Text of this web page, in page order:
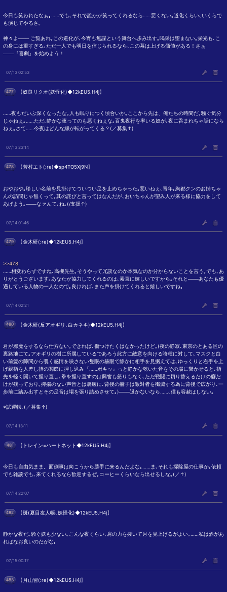
今日も笑われたなぁ｡……でも､それで誰かが笑ってくれるなら……悪くない｡道化くらい､いくらで
も演じてやるさ｡
神々よ─── ご覧あれ｡この道化が､今宵も無謀という舞台へ歩み出す｡喝采は望まない｡栄光も､こ
の身には重すぎる｡ただ一人でも明日を信じられるなら､この幕は上げる価値がある！さぁ
───『喜劇』を始めよう！
07/13 02:53
477 【奴良リクオ(妖怪化)◆12kEU5.H4j】
……夜もだいぶ深くなったな｡人も眠りにつく頃合いか｡ここから先は、俺たちの時間だ｡騒ぐ気分
じゃねぇ｡……ただ､静かな夜ってのも悪くねぇな｡百鬼夜行を率いる奴が､夜に呑まれちゃ話になら
ねぇ｡さて……今夜はどんな縁が転がってくる？(／募集↑)
07/13 23:14
478 【芳村エト(:re)◆sp4TO5Xj9N】
おやおや｡珍しい名前を見掛けてついつい足を止めちゃった｡悪いねぇ､青年｡絢都クンのお姉ちゃ
んの訪問じゃ無くって｡其の詫びと言ってはなんだが､おいちゃんが望み人が来る様に協力をして
あげよう｡───なァんて､ね｡(/支援↑)
07/14 01:46
479 【金木研(:re)◆12kEU5.H4j】
>>478
……相変わらずですね､高槻先生｡そうやって冗談なのか本気なのか分からないことを言う｡でも､あ
りがとうございます｡あなたが協力してくれるのは､素直に嬉しいですから｡それと───あなたも優
遇している人物の一人なので｡良ければ､また声を掛けてくれると嬉しいですね｡
07/14 02:21
480 【金木研(反アオギリ､白カネキ)◆12kEU5.H4j】
君が邪魔をするなら仕方ない｡できれば､傷つけたくはなかったけど｡(夜の静寂､東京のとある区の
裏路地にて｡アオギリの樹に所属しているであろう此方に敵意を向ける喰種に対して､マスクと白
い前髪の隙間から覗く感情を映さない隻眼の赫眼で静かに相手を見据えては､ゆっくりと右手を上
げ親指を人差し指の関節に押し込み『……ポキッ』っと静かな乾いた音をその場に響かせると､指
先を軽く開いて握り直し､拳を握り直すのは興奮も怒りもなく､ただ戦闘に切り替えるだけの癖だ
けが残っており｡抑揚のない声音とは裏腹に､背後の赫子は敵対者を殲滅する為に背後で広がり､一
歩前に踏み出すとその足音は場を張り詰めさせて｡)───退かないなら……､僕も容赦はしない｡
※試運転､(／募集↑)
07/14 13:11
481 【 トレイン=ハートネット◆12kEU5.H4j】
今日も自由気まま。面倒事は向こうから勝手に来るんだよな｡……ま､それも掃除屋の仕事か｡依頼
でも雑談でも､来てくれるなら歓迎するぜ｡コーヒーくらいなら出せるしな｡(／↑)
07/14 22:07
482 【斑(夏目友人帳､妖怪化)◆12kEU5.H4j】
静かな夜だ｡騒ぐ妖も少ない｡こんな夜くらい､肩の力を抜いて月を見上げるがよい｡……私は酒があ
ればなお良いのだがな｡
07/15 00:17
483 【 月山習(:re)◆12kEU5.H4j】